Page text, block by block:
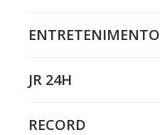
ENTRETENIMENTO
JR 24H
RECORD